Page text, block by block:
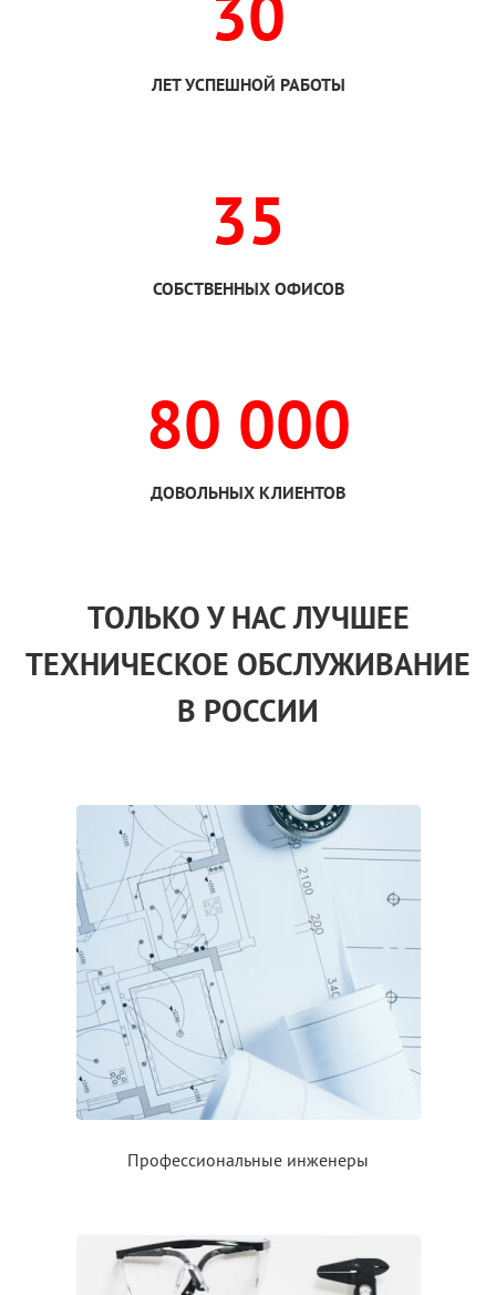
ЛЕТ УСПЕШНОЙ РАБОТЫ
35
СОБСТВЕННЫХ ОФИСОВ
80 000
ДОВОЛЬНЫХ КЛИЕНТОВ
ТОЛЬКОУ НАСЛУЧШЕЕ
ТЕХНИЧЕСКОЕ ОБСЛУЖИВАНИЕ
В РОССИИ
Профессиональные инженеры